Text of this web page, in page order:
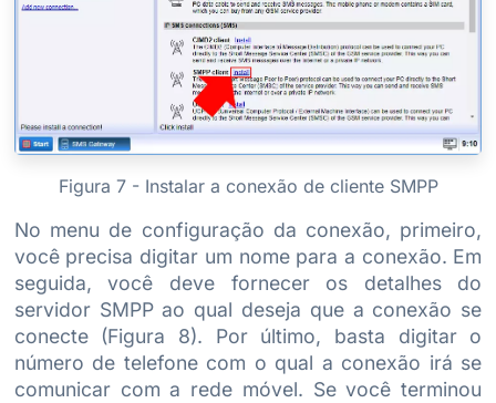
Figura 7 - Instalar a conexão de cliente SMPP
No menu de configuração da conexão, primeiro,
você precisa digitar um nome para a conexão. Em
seguida, você deve fornecer os detalhes do
servidor SMPP ao qual deseja que a conexão se
conecte (Figura 8). Por último, basta digitar o
número de telefone com o qual a conexão irá se
comunicar com a rede móvel. Se você terminou